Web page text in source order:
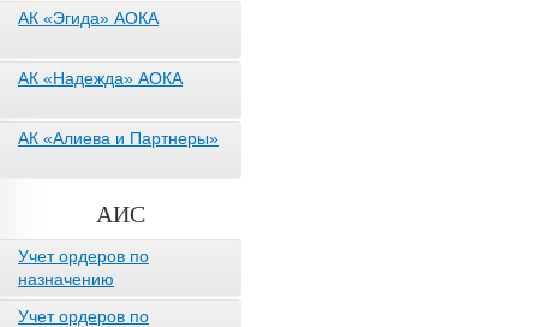
АК «Эгида» АОКА
АК «Надежда» АОКА
АК «Алиева и Партнеры»
АИС
Учет ордеров по
назначению
Учет ордеров по